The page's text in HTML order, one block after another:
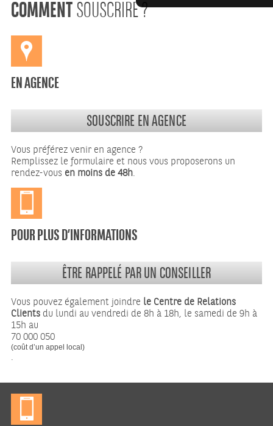
SOUSCRIRE ?
EN AGENCE
SOUSCRIRE EN AGENCE
Vous préférez venir en agence ?
Remplissez le formulaire et nous vous proposerons un
rendez-vous en moins de 48h.
POUR PLUS D’INFORMATIONS
ÊTRE RAPPELÉ PAR UN CONSEILLER
Vous pouvez également joindre le Centre de Relations
Clients du lundi au vendredi de 8h à 18h, le samedi de 9h à
15h au
70 000 050
(coût d’un appel local)
.